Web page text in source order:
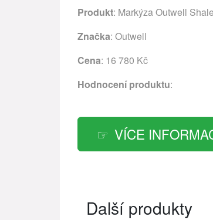
Produkt: Markýza Outwell
Značka: Outwell
Cena: 16 780 Kč
Hodnocení produktu:
VÍCE
Další produkty